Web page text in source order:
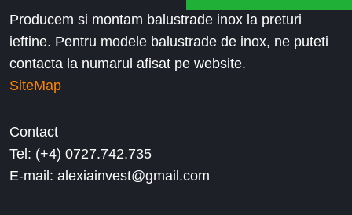
Producem si montam balustrade inox la preturi
ieftine. Pentru modele balustrade de inox, ne puteti
contacta la numarul afisat pe website.
SiteMap
Contact
Tel: (+4) 0727.742.735
E-mail: alexiainvest@gmail.com